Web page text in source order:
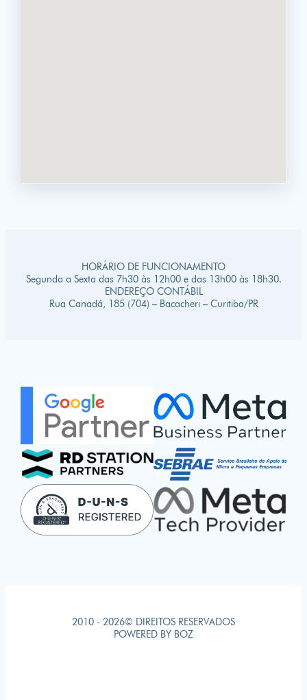
HORÁRIO DE FUNCIONAMENTO
Segunda a Sexta das 7h30 às 12h00 e das 13h00 às 18h30.
ENDEREÇO CONTÁBIL
Rua Canadá, 185 (704) – Bacacheri – Curitiba/PR
2010 - 2026© DIREITOS RESERVADOS
POWERED BY BOZ